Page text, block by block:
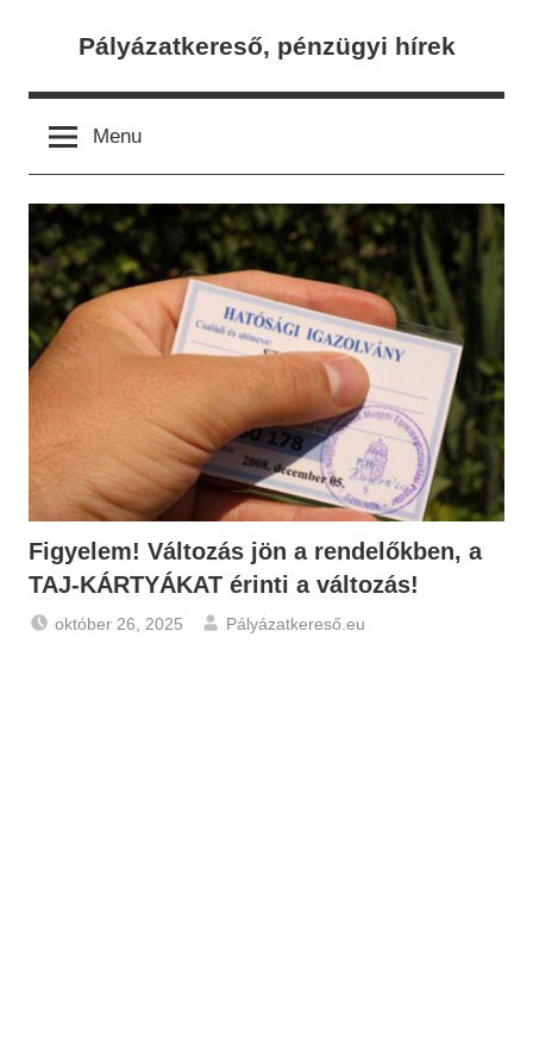
Pályázatkereső, pénzügyi hírek
Menu
Figyelem! Változás jön a rendelőkben, a
TAJ-KÁRTYÁKAT érinti a változás!
október 26, 2025
Pályázatkereső.eu